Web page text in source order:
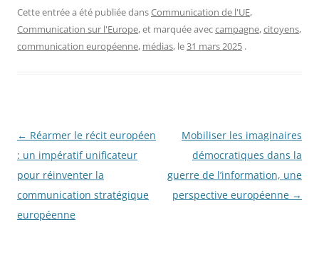
Cette entrée a été publiée dansCommunication de l'UE,
Communication sur l'Europe, et marquée aveccampagne,citoyens,
communication européenne, médias, le31 mars 2025 .
Navigation
des
articles
← Réarmer le récit européen
: un impératif unificateur
pour réinventer la
communication stratégique
européenne
Mobiliser les imaginaires
démocratiques dans la
guerre de l’information, une
perspective européenne →